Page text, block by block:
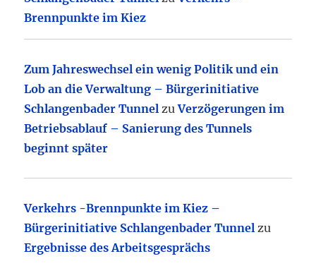
Brennpunkte im Kiez
Zum Jahreswechsel ein wenig Politik und ein
Lob an die Verwaltung – Bürgerinitiative
Schlangenbader Tunnel zuVerzögerungen im
Betriebsablauf – Sanierung des Tunnels
beginnt später
Verkehrs -Brennpunkte im Kiez –
Bürgerinitiative Schlangenbader Tunnel zu
Ergebnisse des Arbeitsgesprächs